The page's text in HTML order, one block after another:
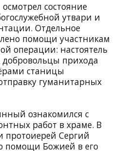
состояние
утвари и
Отдельное
помощи участникам
операции: настоятель
добровольцы прихода
станицы
гуманитарных
ознакомился с
работ в храме. В
протоиерей Сергий
помощи Божией в его